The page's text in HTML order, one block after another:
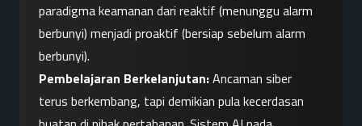
paradigma keamanan dari reaktif (menunggu alarm
berbunyi) menjadi proaktif (bersiap sebelum alarm
berbunyi).
Pembelajaran Berkelanjutan: Ancaman siber
terus berkembang, tapi demikian pula kecerdasan